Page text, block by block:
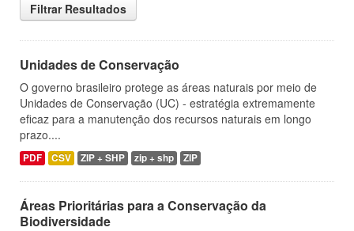
Filtrar Resultados
Unidades de Conservação
O governo brasileiro protege as áreas naturais por meio de
Unidades de Conservação (UC) - estratégia extremamente
eficaz para a manutenção dos recursos naturais em longo
prazo....
PDF CSV ZIP + SHP zip + shp ZIP
Áreas Prioritárias para a Conservação da
Biodiversidade